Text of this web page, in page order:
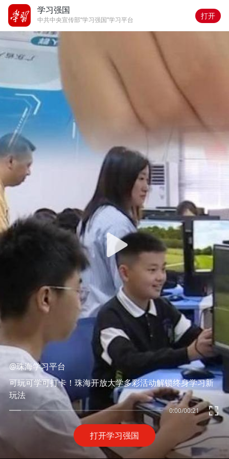
学习强国
中共中央宣传部“学习强国”学习平台 打开
打开学习强国
0:00/00:21
@珠海学习平台
可玩可学可打卡！珠海开放大学多彩活动解锁终身学习新
玩法